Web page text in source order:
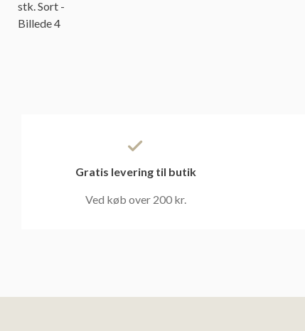
Gratis levering til butik
Ved køb over 200 kr.